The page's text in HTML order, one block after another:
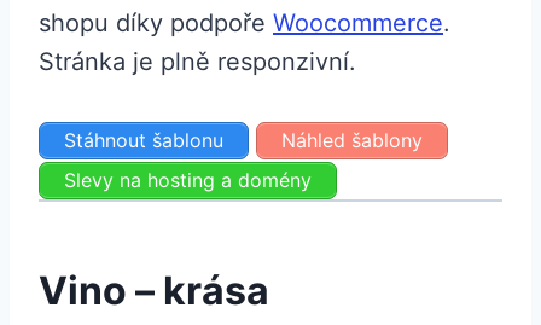
shopu díky podpoře Woocommerce.
Stránka je plně responzivní.
Stáhnout šablonu
Náhled šablony
Slevy na hosting a domény
Vino – krása